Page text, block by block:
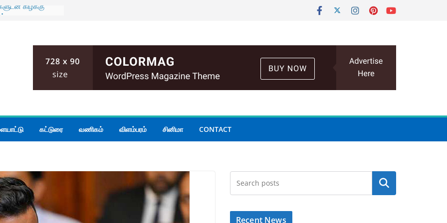
கிழக்கு
பதற்றம்;
மோதல்; இருவர்
அமைதியின்மை
கூடிய மழை
கட்டுரை வணிகம் விளம்பரம் சினிமா CONTACT
Search
Recent News